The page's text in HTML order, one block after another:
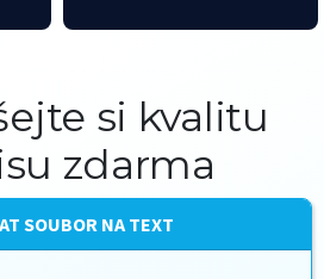
si kvalitu
zdarma
SOUBOR NA TEXT